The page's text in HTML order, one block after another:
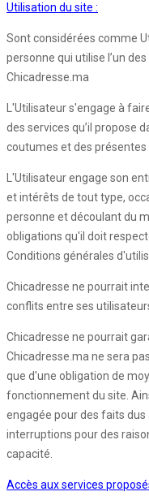
Utilisation du site :
Sont considérées comme
personne qui utilise l’un
Chicadresse.ma
L'Utilisateur s'engage à
des services qu’il propose
coutumes et des
L'Utilisateur engage son
et intérêts de tout type,
personne et découlant du
obligations qu'il doit
Conditions générales
Chicadresse ne pourrait
conflits entre ses
Chicadresse ne pourrait
Chicadresse.ma ne sera
que d'une obligation de
fonctionnement du site.
engagée pour des faits
interruptions pour des
capacité.
Accès aux services